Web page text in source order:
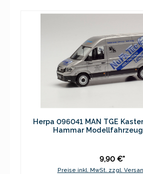
Herpa 096041 MAN TGE
Hammar Modellfahrzeug
9,90 €*
Preise inkl. MwSt. zzgl.